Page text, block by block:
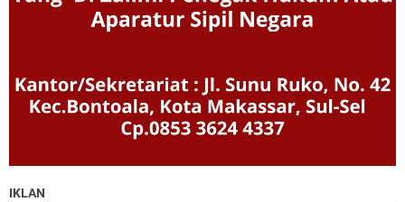
IKLAN